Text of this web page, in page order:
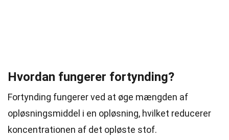
Hvordan fungerer fortynding?
Fortynding fungerer ved at øge mængden af
opløsningsmiddel i en opløsning, hvilket reducerer
koncentrationen af det opløste stof.